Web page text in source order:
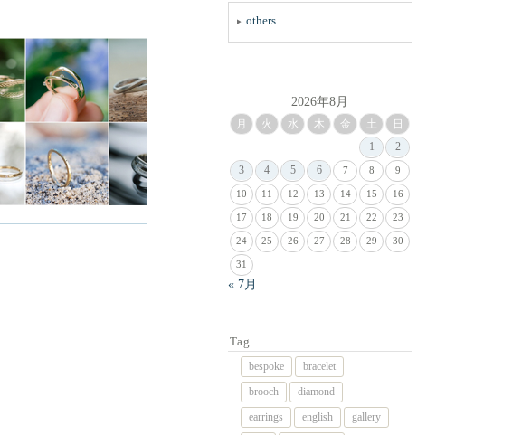
others
2026年8月
月 火 水 木 金 土
日
1
2
3
4 5 6 7 8 9
10 11 12 13 14 15 16
17 18 19 20 21 22 23
24 25 26 27 28 29 30
31
« 7月
Tag
bespoke
bracelet
brooch
diamond
earrings
english
gallery